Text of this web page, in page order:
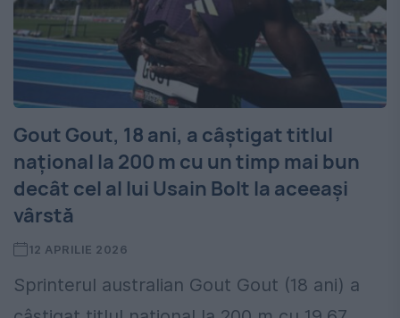
Gout Gout, 18 ani, a câștigat titlul
național la 200 m cu un timp mai bun
decât cel al lui Usain Bolt la aceeași
vârstă
12 APRILIE 2026
Sprinterul australian Gout Gout (18 ani) a